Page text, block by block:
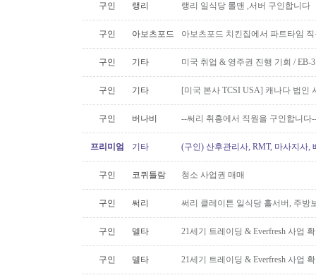
구인 랭리 랭리 일식당 롤맨 ,서버 구인합니다
구인 아보츠포드 아보츠포드 치킨집에서 파트타임
구인 기타 미국 취업 & 영주권 진행 기회 / EB-
구인 기타 [미국 본사 TCSI USA] 캐나다 법인
구인 버나비 --써리 취홍에서 직원을 구인합니다
프리미엄 기타 (구인) 산후관리사, RMT, 마사지사,
구인 코퀴틀람 청소 사업권 매매
구인 써리 써리 클레이튼 일식당 홀서버, 주방
구인 델타 21세기 트레이딩 & Everfresh 사업
구인 델타 21세기 트레이딩 & Everfresh 사업